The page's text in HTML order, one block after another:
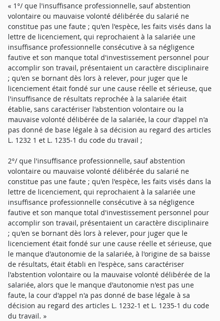
« 1°/ que l'insuffisance professionnelle, sauf abstention
volontaire ou mauvaise volonté délibérée du salarié ne
constitue pas une faute ; qu'en l'espèce, les faits visés dans la
lettre de licenciement, qui reprochaient à la salariée une
insuffisance professionnelle consécutive à sa négligence
fautive et son manque total d'investissement personnel pour
accomplir son travail, présentaient un caractère disciplinaire
; qu'en se bornant dès lors à relever, pour juger que le
licenciement était fondé sur une cause réelle et sérieuse, que
l'insuffisance de résultats reprochée à la salariée était
établie, sans caractériser l'abstention volontaire ou la
mauvaise volonté délibérée de la salariée, la cour d'appel n'a
pas donné de base légale à sa décision au regard des articles
L. 1232 1 et L. 1235-1 du code du travail ;
2°/ que l'insuffisance professionnelle, sauf abstention
volontaire ou mauvaise volonté délibérée du salarié ne
constitue pas une faute ; qu'en l'espèce, les faits visés dans la
lettre de licenciement, qui reprochaient à la salariée une
insuffisance professionnelle consécutive à sa négligence
fautive et son manque total d'investissement personnel pour
accomplir son travail, présentaient un caractère disciplinaire
; qu'en se bornant dès lors à relever, pour juger que le
licenciement était fondé sur une cause réelle et sérieuse, que
le manque d'autonomie de la salariée, à l'origine de sa baisse
de résultats, était établi en l'espèce, sans caractériser
l'abstention volontaire ou la mauvaise volonté délibérée de la
salariée, alors que le manque d'autonomie n'est pas une
faute, la cour d'appel n'a pas donné de base légale à sa
décision au regard des articles L. 1232-1 et L. 1235-1 du code
du travail. »